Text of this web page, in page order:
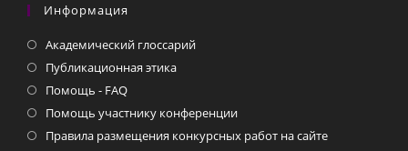
Информация
Академический глоссарий
Публикационная этика
Помощь - FAQ
Помощь участнику конференции
Правила размещения конкурсных работ на сайте